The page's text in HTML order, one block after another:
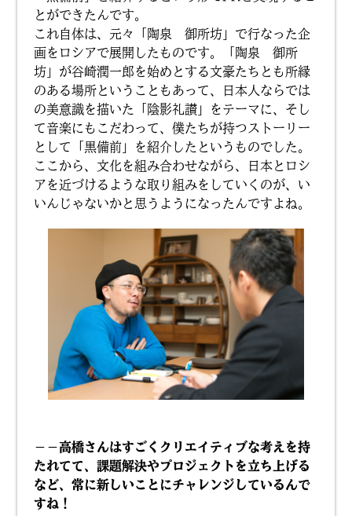
とができたんです。
これ自体は、元々「陶泉 御所坊」で行なった企
画をロシアで展開したものです。「陶泉 御所
坊」が谷崎潤一郎を始めとする文豪たちとも所縁
のある場所ということもあって、日本人ならでは
の美意識を描いた「陰影礼讃」をテーマに、そし
て音楽にもこだわって、僕たちが持つストーリー
として「黒備前」を紹介したというものでした。
ここから、文化を組み合わせながら、日本とロシ
アを近づけるような取り組みをしていくのが、い
いんじゃないかと思うようになったんですよね。
－－高橋さんはすごくクリエイティブな考えを持
たれてて、課題解決やプロジェクトを立ち上げる
など、常に新しいことにチャレンジしているんで
すね！